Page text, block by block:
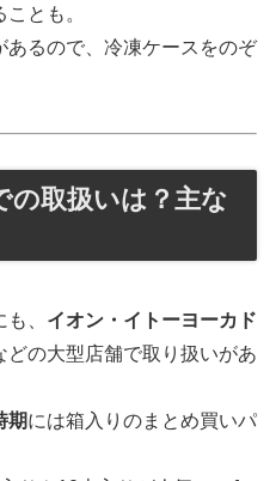
とも。
るので、冷凍ケースをのぞ
の取扱いは？主な
、 イオン・イトーヨーカド
どの大型店舗で取り扱いがあ
期には箱入りのまとめ買いパ